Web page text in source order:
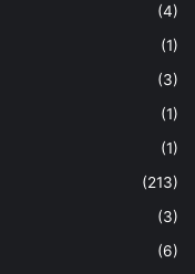
(4)
(1)
(3)
(1)
(1)
(213)
(3)
(6)